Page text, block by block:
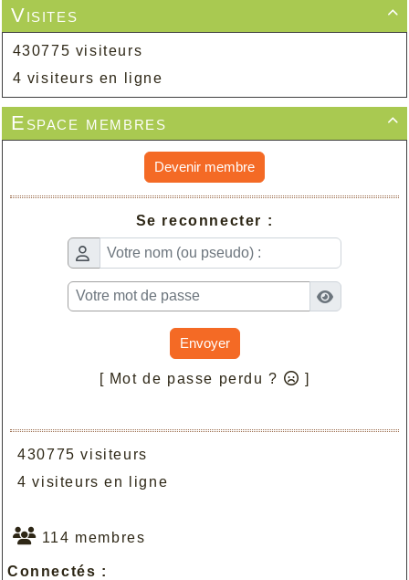

Visites
430775 visiteurs
4 visiteurs en ligne

Espace membres
Devenir membre
Se reconnecter :
Envoyer
[ Mot de passe perdu ? ]
430775 visiteurs
4 visiteurs en ligne
114 membres
Connectés :